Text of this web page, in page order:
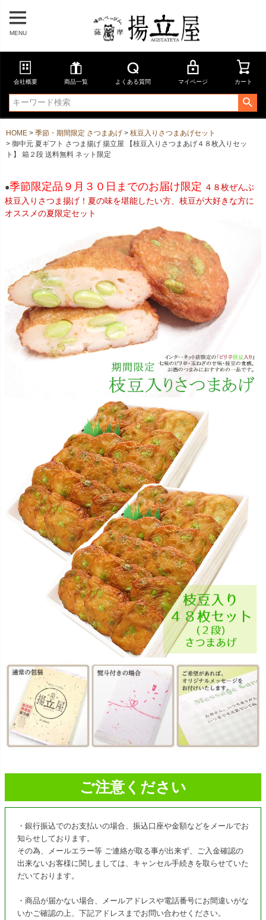
MENU
会社概要 商品一覧 よくある質問 マイページ カート
HOME 季節・期間限定 さつまあげ
枝豆入りさつまあげセット
御中元 夏ギフト さつま揚げ 揚立屋 【枝豆入りさつまあげ４８枚入りセッ
ト】 箱２段 送料無料 ネット限定
●季節限定品９月３０日までのお届け限定 ４８枚ぜんぶ
枝豆入りさつま揚げ！夏の味を堪能したい方、枝豆が大好きな方に
オススメの夏限定セット
ご注意ください
・銀行振込でのお支払いの場合、振込口座や金額などをメールでお
知らせしております。
その為、メールエラー等 ご連絡が取る事が出来ず、ご入金確認の
出来ないお客様に関しましては、キャンセル手続きを取らせていた
だいております。
・商品が届かない場合、メールアドレスや電話番号にお間違いがな
いかご確認の上、下記アドレスまでお問い合わせください。